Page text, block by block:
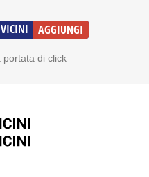
VICINI AGGIUNGI
portata di click